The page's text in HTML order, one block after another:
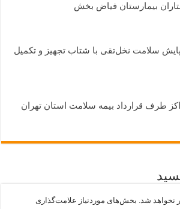
بیمارستان فیاض بخش
سلامت نخل‌تقی با شتاب تجهیز و تکمیل
طرف قرارداد بیمه سلامت استان تهران
نخواهد شد. بخش‌های موردنیاز علامت‌گذاری